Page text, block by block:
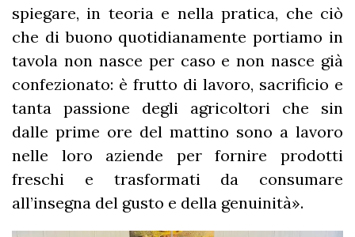
spiegare, in teoria e nella pratica, che ciò
che di buono quotidianamente portiamo in
tavola non nasce per caso e non nasce già
confezionato: è frutto di lavoro, sacrificio e
tanta passione degli agricoltori che sin
dalle prime ore del mattino sono a lavoro
nelle loro aziende per fornire prodotti
freschi e trasformati da consumare
all’insegna del gusto e della genuinità».